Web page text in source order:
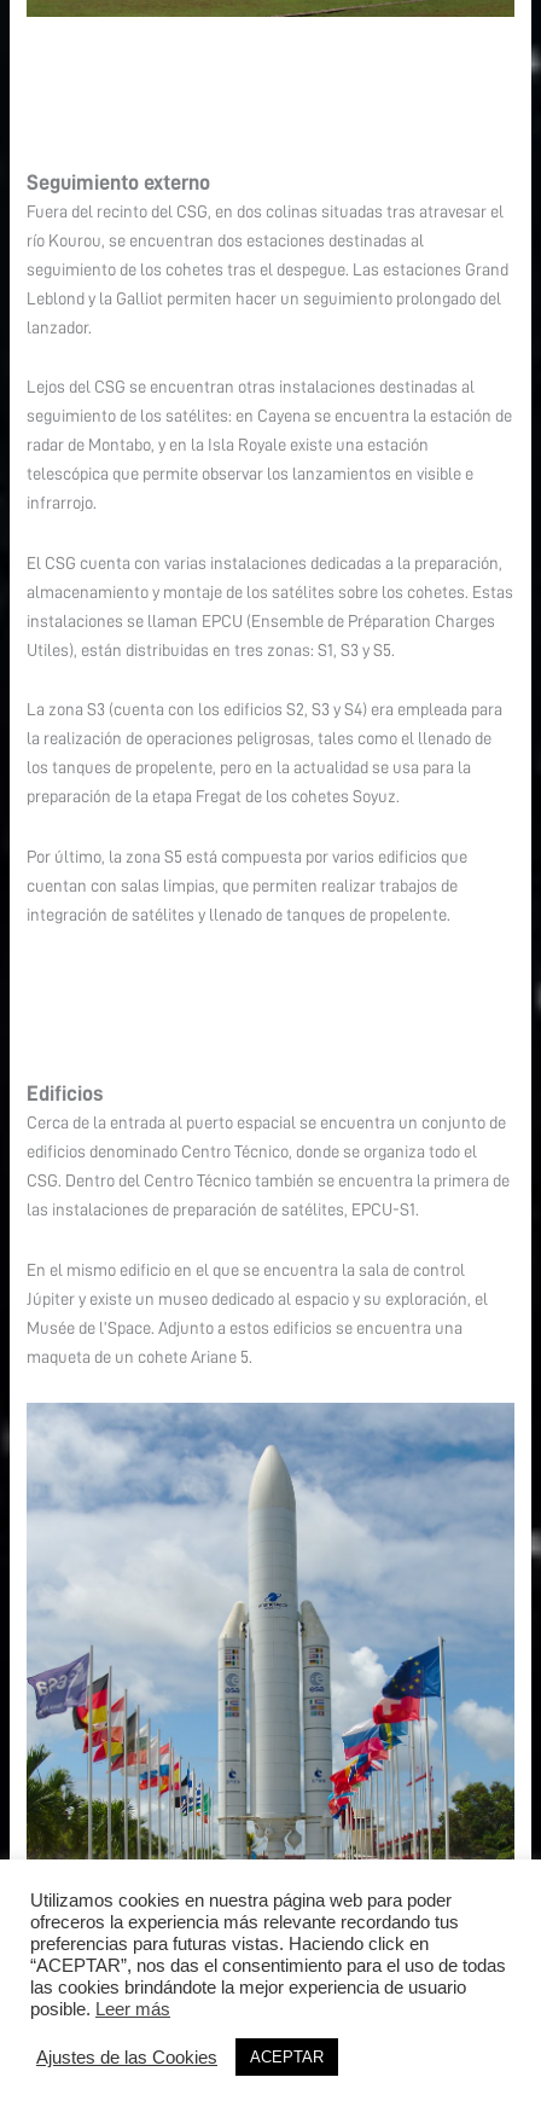
Seguimiento externo
Fuera del recinto del CSG, en dos colinas situadas tras atravesar el
río Kourou, se encuentran dos estaciones destinadas al
seguimiento de los cohetes tras el despegue. Las estaciones Grand
Leblond y la Galliot permiten hacer un seguimiento prolongado del
lanzador.
Lejos del CSG se encuentran otras instalaciones destinadas al
seguimiento de los satélites: en Cayena se encuentra la estación de
radar de Montabo, y en la Isla Royale existe una estación
telescópica que permite observar los lanzamientos en visible e
infrarrojo.
El CSG cuenta con varias instalaciones dedicadas a la preparación,
almacenamiento y montaje de los satélites sobre los cohetes. Estas
instalaciones se llaman EPCU (Ensemble de Préparation Charges
Utiles), están distribuidas en tres zonas: S1, S3 y S5.
La zona S3 (cuenta con los edificios S2, S3 y S4) era empleada para
la realización de operaciones peligrosas, tales como el llenado de
los tanques de propelente, pero en la actualidad se usa para la
preparación de la etapa Fregat de los cohetes Soyuz.
Por último, la zona S5 está compuesta por varios edificios que
cuentan con salas limpias, que permiten realizar trabajos de
integración de satélites y llenado de tanques de propelente.
Edificios
Cerca de la entrada al puerto espacial se encuentra un conjunto de
edificios denominado Centro Técnico, donde se organiza todo el
CSG. Dentro del Centro Técnico también se encuentra la primera de
las instalaciones de preparación de satélites, EPCU-S1.
En el mismo edificio en el que se encuentra la sala de control
Júpiter y existe un museo dedicado al espacio y su exploración, el
Musée de l’Space. Adjunto a estos edificios se encuentra una
maqueta de un cohete Ariane 5.
Utilizamos cookies en nuestra página web para poder
ofreceros la experiencia más relevante recordando tus
preferencias para futuras vistas. Haciendo click en
“ACEPTAR”, nos das el consentimiento para el uso de todas
las cookies brindándote la mejor experiencia de usuario
posible. Leer más
Ajustes de las Cookies ACEPTAR